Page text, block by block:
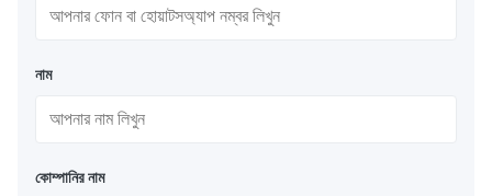
নাম
কোম্পানির নাম